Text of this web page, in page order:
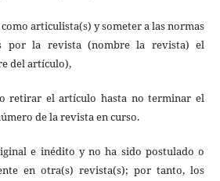
articulista(s) y someter a las normas
por la revista (nombre la revista) el
del artículo),
retirar el artículo hasta no terminar el
de la revista en curso.
e inédito y no ha sido postulado o
en otra(s) revista(s); por tanto, los